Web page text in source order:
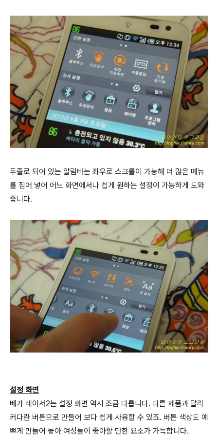
두줄로 되어 있는 알림바는 좌우로 스크롤이 가능해 더 많은 메뉴
를 집어 넣어 어느 화면에서나 쉽게 원하는 설정이 가능하게 도와
줍니다.
설정 화면
베가 레이서2는 설정 화면 역시 조금 다릅니다. 다른 제품과 달리
커다란 버튼으로 만들어 보다 쉽게 사용할 수 있죠. 버튼 색상도 예
쁘게 만들어 놓아 여성들이 좋아할 만한 요소가 가득합니다.